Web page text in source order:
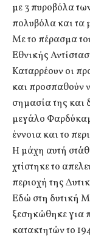
με 3 πυροβόλα
πολυβόλα και τα
Με το πέρασμα
Εθνικής
Καταρρέουν οι
και προσπαθούν
σημασία της και
μεγάλο
έννοια και το
Η μάχη αυτή
χτίστηκε το
περιοχή της
Εδώ στη δυτική
ξεσηκώθηκε για
κατακτητών το